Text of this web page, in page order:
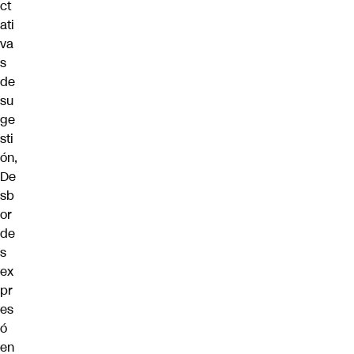
ct
ati
va
s
de
su
ge
sti
ón,
De
sb
or
de
s
ex
pr
es
ó
en